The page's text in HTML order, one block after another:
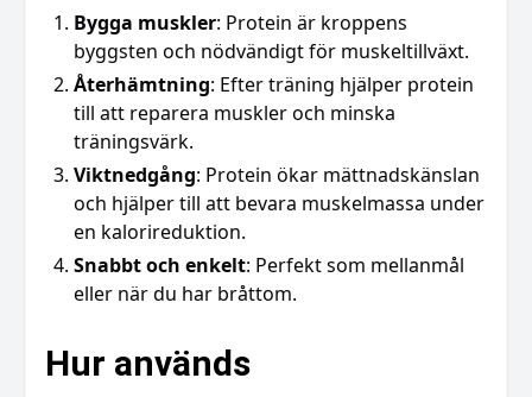
Bygga muskler: Protein är kroppens
byggsten och nödvändigt för muskeltillväxt.
Återhämtning: Efter träning hjälper protein
till att reparera muskler och minska
träningsvärk.
Viktnedgång: Protein ökar mättnadskänslan
och hjälper till att bevara muskelmassa under
en kalorireduktion.
Snabbt och enkelt: Perfekt som mellanmål
eller när du har bråttom.
Hur används